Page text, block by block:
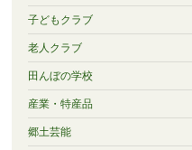
子どもクラブ
老人クラブ
田んぼの学校
産業・特産品
郷土芸能